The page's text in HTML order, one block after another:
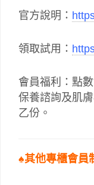
官方說明：
領取試用：
會員福利：點
保養諮詢及肌
乙份。
♠其他專櫃會員